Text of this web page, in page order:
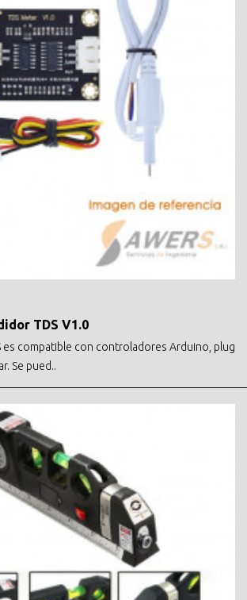
TDS V1.0
es compatible con controladores Arduino, plug
Se pued..